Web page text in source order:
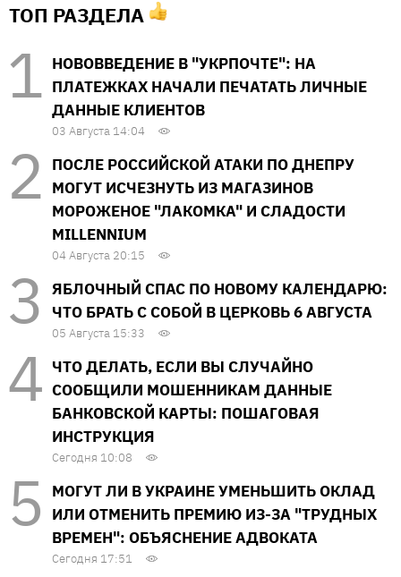
ТОП РАЗДЕЛА
НОВОВВЕДЕНИЕ В "УКРПОЧТЕ": НА
ПЛАТЕЖКАХ НАЧАЛИ ПЕЧАТАТЬ ЛИЧНЫЕ
ДАННЫЕ КЛИЕНТОВ
03 Августа 14:04
ПОСЛЕ РОССИЙСКОЙ АТАКИ ПО ДНЕПРУ
МОГУТ ИСЧЕЗНУТЬ ИЗ МАГАЗИНОВ
МОРОЖЕНОЕ "ЛАКОМКА" И СЛАДОСТИ
MILLENNIUM
04 Августа 20:15
ЯБЛОЧНЫЙ СПАС ПО НОВОМУ КАЛЕНДАРЮ:
ЧТО БРАТЬ С СОБОЙ В ЦЕРКОВЬ 6 АВГУСТА
05 Августа 15:33
ЧТО ДЕЛАТЬ, ЕСЛИ ВЫ СЛУЧАЙНО
СООБЩИЛИ МОШЕННИКАМ ДАННЫЕ
БАНКОВСКОЙ КАРТЫ: ПОШАГОВАЯ
ИНСТРУКЦИЯ
Сегодня 10:08
МОГУТ ЛИ В УКРАИНЕ УМЕНЬШИТЬ ОКЛАД
ИЛИ ОТМЕНИТЬ ПРЕМИЮ ИЗ-ЗА "ТРУДНЫХ
ВРЕМЕН": ОБЪЯСНЕНИЕ АДВОКАТА
Сегодня 17:51